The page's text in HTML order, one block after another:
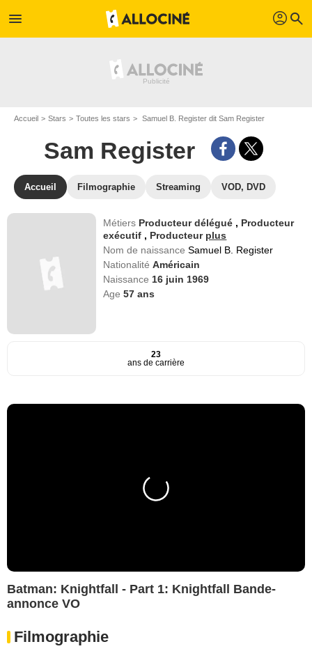
menu profil search
Accueil Stars Toutes les stars Samuel B. Register dit Sam Register
Sam Register
Accueil Filmographie Streaming VOD, DVD
Métiers Producteur délégué , Producteur
exécutif , Producteur plus
Nom de naissanceSamuel B. Register
NationalitéAméricain
Naissance 16 juin 1969
Age57 ans
23
ans de carrière
Batman: Knightfall - Part 1: Knightfall Bande-
annonce VO
Filmographie